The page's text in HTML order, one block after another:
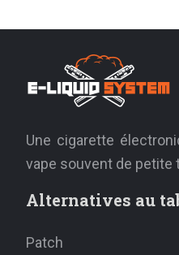
Une cigarette
vape souvent de petite
Alternatives au
Patch